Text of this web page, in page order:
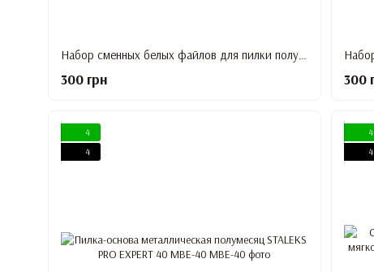
Набор сменных белых файлов для пилки полумесяц 100 грит STALEKS PRO EXPERT 42 50 шт DFE-42-100w
300 грн 300
4
4
4
4